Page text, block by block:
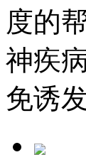
度的
神疾
免诱